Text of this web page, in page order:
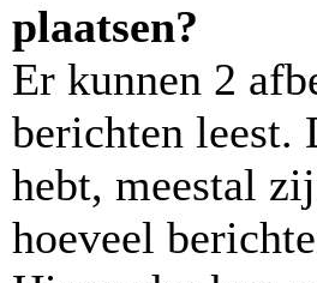
plaatsen?
Er kunnen 2
berichten leest.
hebt, meestal
hoeveel